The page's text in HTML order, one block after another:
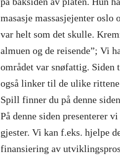
masasje massasjejenter
var helt som det skulle.
almuen og de reisende”; Vi
området var snøfattig. Siden
også linker til de ulike
Spill finner du på denne
På denne siden presenterer
gjester. Vi kan f.eks. hjelpe
finansiering av